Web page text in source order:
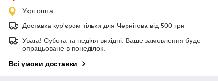
Укрпошта
Доставка кур'єром тільки для Чернігова від 500 грн
Увага! Субота та неділя вихідні. Ваше замовлення буде
опрацьоване в понеділок.
Всі умови доставки